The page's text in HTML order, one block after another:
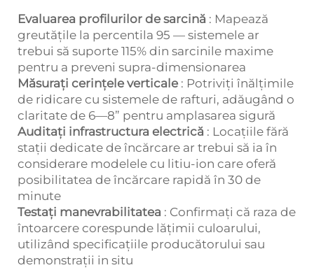
Evaluarea profilurilor de sarcină : Mapează
greutățile la percentila 95 — sistemele ar
trebui să suporte 115% din sarcinile maxime
pentru a preveni supra-dimensionarea
Măsurați cerințele verticale : Potriviți înălțimile
de ridicare cu sistemele de rafturi, adăugând o
claritate de 6—8” pentru amplasarea sigură
Auditați infrastructura electrică : Locațiile fără
stații dedicate de încărcare ar trebui să ia în
considerare modelele cu litiu-ion care oferă
posibilitatea de încărcare rapidă în 30 de
minute
Testați manevrabilitatea : Confirmați că raza de
întoarcere corespunde lățimii culoarului,
utilizând specificațiile producătorului sau
demonstrații in situ